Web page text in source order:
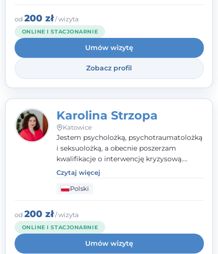
natłoku myśli, obniżonego nastroju,
wypalenia czy kryzysu, a także po prostu
chcą lepiej poznać siebie.
od 200 zł/ wizyta
ONLINE I STACJONARNIE
Umów wizytę
Zobacz profil
Karolina Strzopa
Katowice
Jestem psycholożką, psychotraumatolożką
i seksuolożką, a obecnie poszerzam
kwalifikacje o interwencję kryzysową.
Pracuję w nurcie terapii trzeciej fali, łącząc
metody o potwierdzonej skuteczności.
Towarzyszę młodzieży, dorosłym i parom w
radzeniu sobie z bolesnymi
doświadczeniami tak, by mogli żyć pełniej.
Czytaj więcej
Polski
od 200 zł/ wizyta
ONLINE I STACJONARNIE
Umów wizytę